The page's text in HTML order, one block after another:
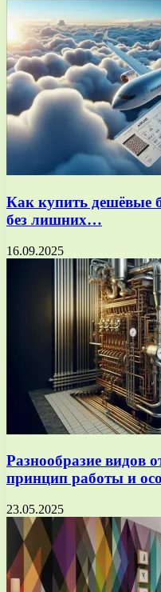
Как купить дешёвые
без лишних…
16.09.2025
Разнообразие видов
принцип работы и
23.05.2025